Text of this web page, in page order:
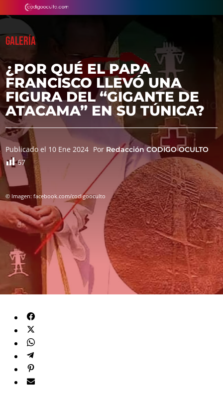
GALERÍA
¿POR QUÉ EL PAPA
FRANCISCO LLEVÓ UNA
FIGURA DEL “GIGANTE DE
ATACAMA” EN SU TÚNICA?
Publicado el 10 Ene 2024 Por Redacción CODIGO OCULTO
67
© Imagen: facebook.com/codigooculto